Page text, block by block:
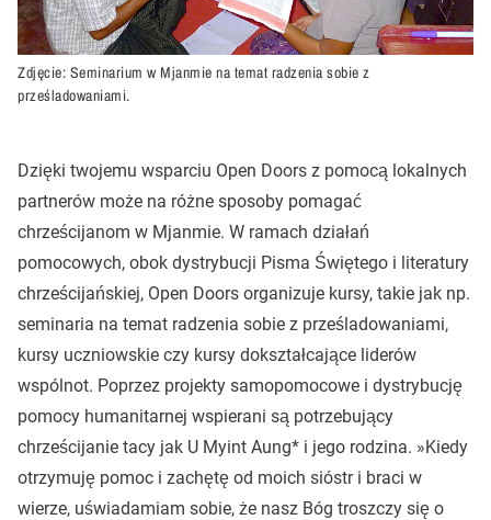
Zdjęcie: Seminarium w Mjanmie na temat radzenia sobie z
prześladowaniami.
Dzięki twojemu wsparciu Open Doors z pomocą lokalnych
partnerów może na różne sposoby pomagać
chrześcijanom w Mjanmie. W ramach działań
pomocowych, obok dystrybucji Pisma Świętego i literatury
chrześcijańskiej, Open Doors organizuje kursy, takie jak np.
seminaria na temat radzenia sobie z prześladowaniami,
kursy uczniowskie czy kursy dokształcające liderów
wspólnot. Poprzez projekty samopomocowe i dystrybucję
pomocy humanitarnej wspierani są potrzebujący
chrześcijanie tacy jak U Myint Aung* i jego rodzina. »Kiedy
otrzymuję pomoc i zachętę od moich sióstr i braci w
wierze, uświadamiam sobie, że nasz Bóg troszczy się o